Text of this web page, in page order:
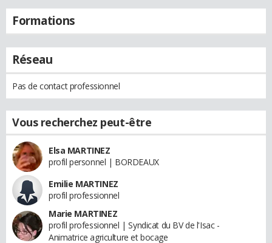
Formations
Réseau
Pas de contact professionnel
Vous recherchez peut-être
Elsa MARTINEZ
profil personnel | BORDEAUX
Emilie MARTINEZ
profil professionnel
Marie MARTINEZ
profil professionnel | Syndicat du BV de l'Isac -
Animatrice agriculture et bocage